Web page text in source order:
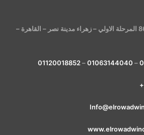
العنوان : رقم 1 عمارة رقم 86 المرحلة الاولي – زهراء مدينة نصر – القاهرة –
–
01063144040
–
01120018852